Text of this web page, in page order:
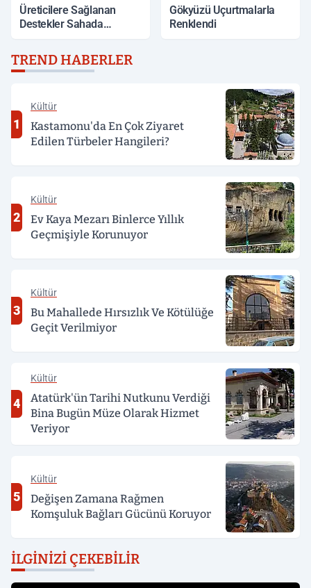
Üreticilere Sağlanan
Destekler Sahada
Gökyüzü Uçurtmalarla
Renklendi
TREND HABERLER
1
Kültür
Kastamonu'da En Çok Ziyaret
Edilen Türbeler Hangileri?
2
Kültür
Ev Kaya Mezarı Binlerce Yıllık
Geçmişiyle Korunuyor
3
Kültür
Bu Mahallede Hırsızlık Ve Kötülüğe
Geçit Verilmiyor
4
Kültür
Atatürk'ün Tarihi Nutkunu Verdiği
Bina Bugün Müze Olarak Hizmet
Veriyor
5
Kültür
Değişen Zamana Rağmen
Komşuluk Bağları Gücünü Koruyor
İLGINIZI ÇEKEBILIR